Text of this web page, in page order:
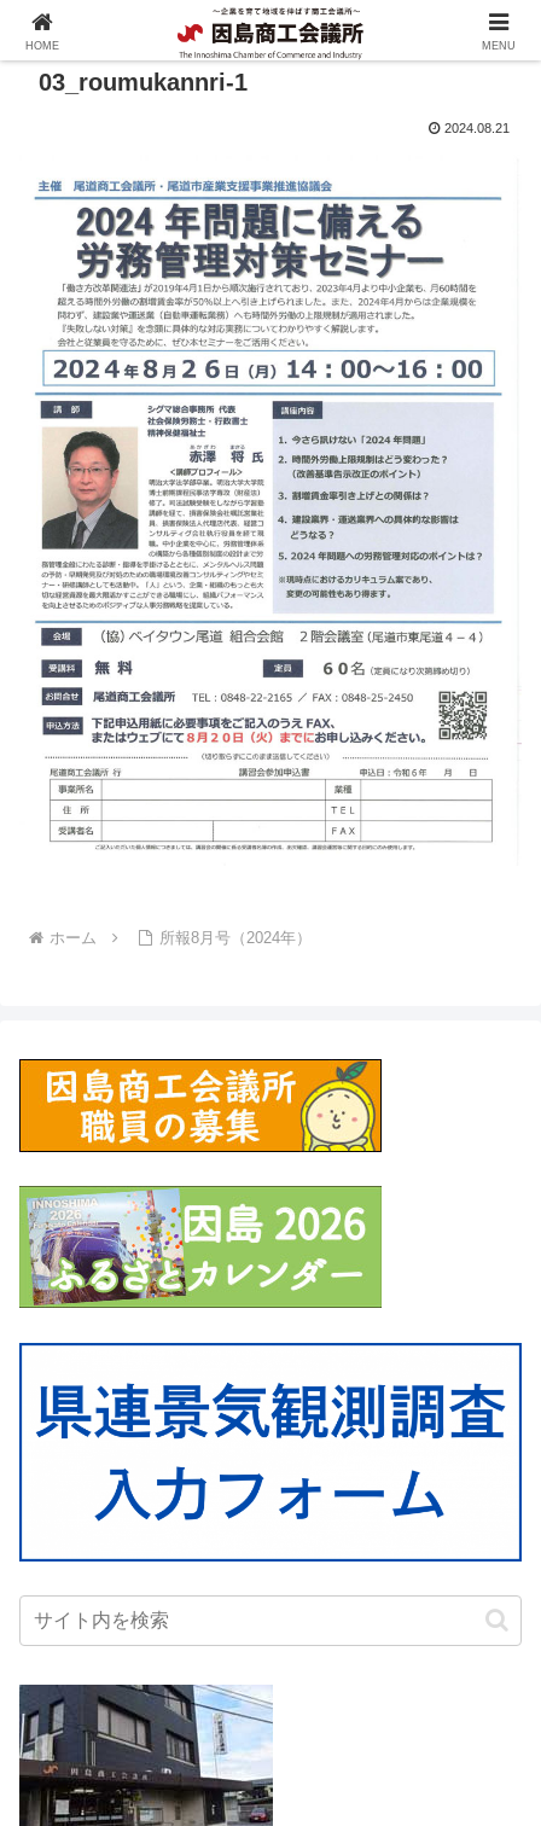
03_roumukannri-1
2024.08.21
ホーム 所報8月号（2024年）
HOME MENU